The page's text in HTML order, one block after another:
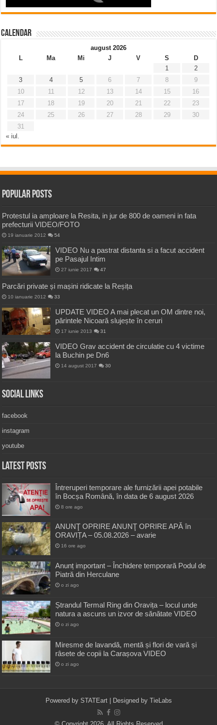
Calendar
august 2026
L
Ma Mi J V S
D
1
2
3
4 5 6 7 8
9
10
11 12 13 14 15
16
17
18 19 20 21 22
23
24
25 26 27 28 29
30
31
« iul.
Popular Posts
Protestul ia amploare la Resita, in jur de 800 de oameni in fata
prefecturii VIDEO/FOTO
19 ianuarie 2012 54
VIDEO Nu a pastrat distanta si a facut accident
pe Pasajul Intim
27 iunie 2017 47
Parcări private și mașini ridicate la Reșița
10 ianuarie 2012 33
UPDATE VIDEO A mai plecat un OM dintre noi,
părintele Nicoară slujește în ceruri
17 iunie 2013 31
VIDEO Grav accident de circulatie cu 4 victime
la Buchin pe Dn6
14 august 2017 30
Social Links
facebook
instagram
youtube
Latest Posts
Întreruperi temporare ale furnizării apei potabile
în Bocșa Română, în data de 6 august 2026
8 ore ago
ANUNŢ OPRIRE ANUNŢ OPRIRE APĂ în
ORAVIȚA – 05.08.2026 – avarie
16 ore ago
Anunț important – Închidere temporară Podul de
Piatră din Herculane
o zi ago
Ștrandul Termal Ring din Oravița – locul unde
natura a ascuns un izvor de sănătate VIDEO
o zi ago
Miresme de lavandă, mentă și flori de vară și
râsete de copii la Carașova VIDEO
o zi ago
Powered by STATEart| Designed by TieLabs